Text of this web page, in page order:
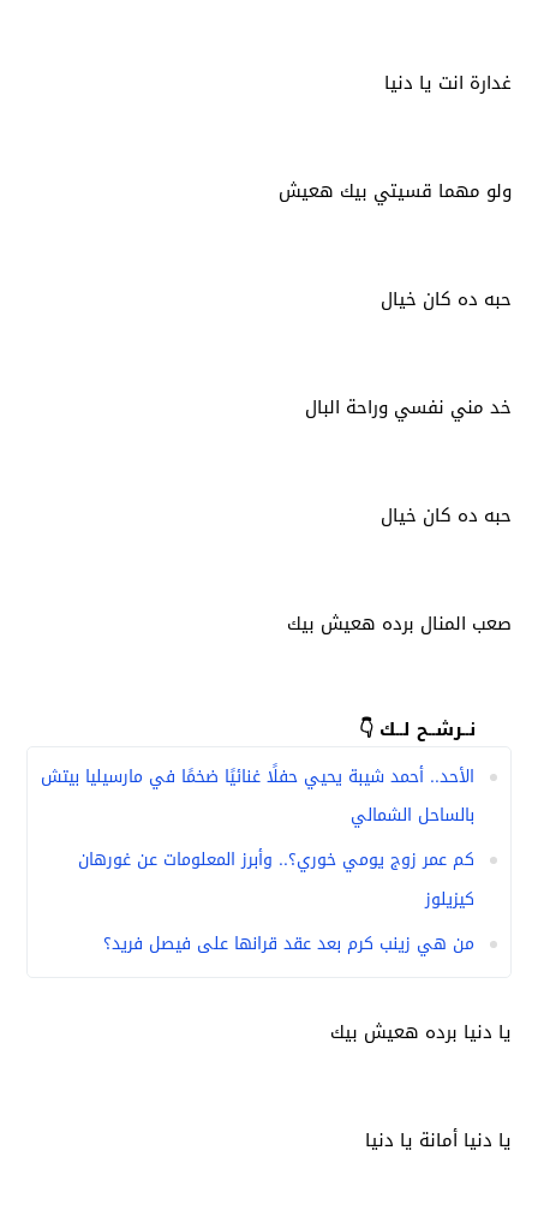
غدارة انت يا دنيا
ولو مهما قسيتي بيك هعيش
حبه ده كان خيال
خد مني نفسي وراحة البال
حبه ده كان خيال
صعب المنال برده هعيش بيك
نــرشــح لــك 👇
الأحد.. أحمد شيبة يحيي حفلًا غنائيًا ضخمًا في مارسيليا بيتش
بالساحل الشمالي
كم عمر زوج يومي خوري؟.. وأبرز المعلومات عن غورهان
كيزيلوز
من هي زينب كرم بعد عقد قرانها على فيصل فريد؟
يا دنيا برده هعيش بيك
يا دنيا أمانة يا دنيا